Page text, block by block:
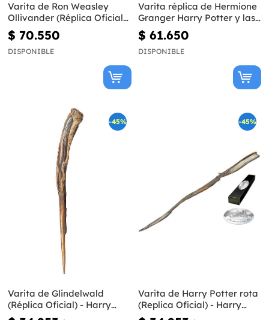
Varita de Ron Weasley
Ollivander (Réplica Oficial)
- Harry Potter
$ 70.550
DISPONIBLE
Varita réplica de Hermione
Granger Harry Potter y las
Reliquias de la Muerte
$ 61.650
DISPONIBLE
-45%
Varita de Glindelwald
(Réplica Oficial) - Harry
Potter y las Reliquias de la
-45%
Varita de Harry Potter rota
(Replica Oficial) - Harry
Potter y las Reliquias de la